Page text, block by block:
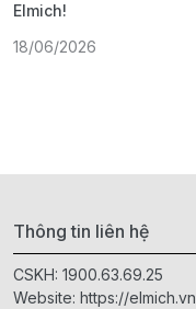
Elmich!
18/06/2026
Thông tin liên hệ
CSKH: 1900.63.69.25
Website: https://elmich.vn